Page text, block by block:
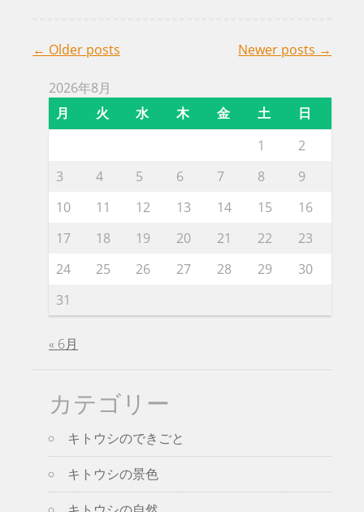
Posts
navigation
← Older posts Newer posts →
2026年8月
月
火 水 木 金 土
日
1
2
3
4 5 6 7 8
9
10
11 12 13 14 15
16
17
18 19 20 21 22
23
24
25 26 27 28 29
30
31
« 6月
カテゴリー
キトウシのできごと
キトウシの景色